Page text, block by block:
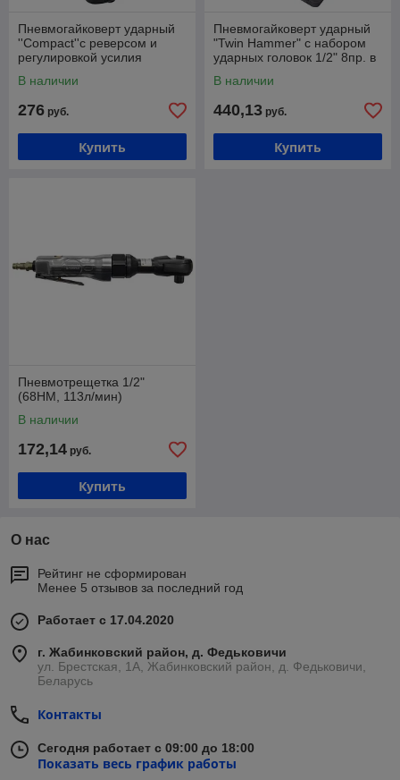
Пневмогайковерт ударный
''Compact''с реверсом и
регулировкой усилия
мин,6.3bar,113 л/мин)
В наличии
276 руб.
Купить
Пневмогайковерт ударный
"Twin Hammer" с набором
ударных головок 1/2" 8пр. в
В наличии
440,13 руб.
Купить
Пневмотрещетка 1/2"
(68НМ, 113л/мин)
В наличии
172,14 руб.
Купить
О нас
Рейтинг не сформирован
Менее 5 отзывов за последний год
Работает с 17.04.2020
г. Жабинковский район, д. Федьковичи
ул. Брестская, 1А, Жабинковский район, д. Федьковичи,
Беларусь
Контакты
Сегодня работает с 09:00 до 18:00
Показать весь график работы